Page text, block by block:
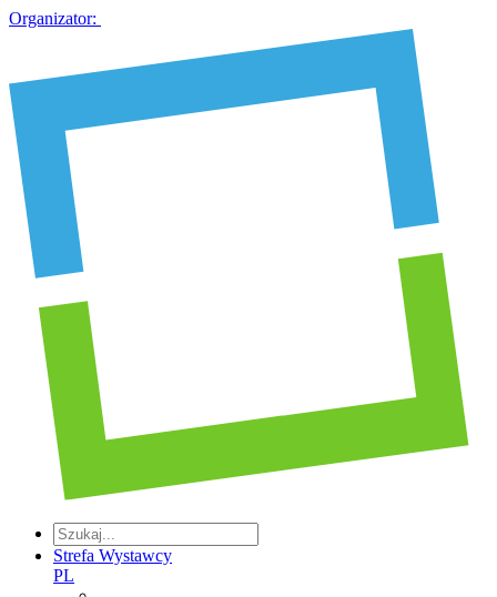
Organizator:
Strefa Wystawcy
PL